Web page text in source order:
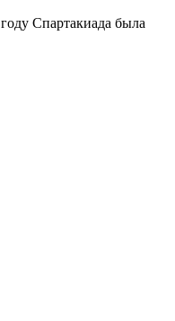
Спартакиада была